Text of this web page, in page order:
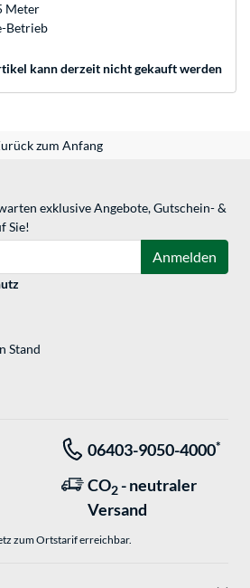
Meter
Betrieb
kann derzeit nicht gekauft werden
zum Anfang
exklusive Angebote, Gutschein- &
Sie!
Anmelden
Stand
06403-9050-4000*
CO2 - neutraler
Versand
zum Ortstarif erreichbar.